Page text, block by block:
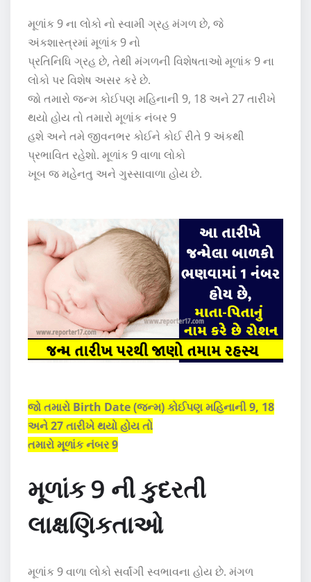
મૂળાંક 9 ના લોકો નો સ્વામી ગ્રહ મંગળ છે, જે
અંકશાસ્ત્રમાં મૂળાંક 9 નો
પ્રતિનિધિ ગ્રહ છે, તેથી મંગળની વિશેષતાઓ મૂળાંક 9 ના
લોકો પર વિશેષ અસર કરે છે.
જો તમારો જન્મ કોઈપણ મહિનાની 9, 18 અને 27 તારીખે
થયો હોય તો તમારો મૂળાંક નંબર 9
હશે અને તમે જીવનભર કોઈને કોઈ રીતે 9 અંકથી
પ્રભાવિત રહેશો. મૂળાંક 9 વાળા લોકો
ખૂબ જ મહેનતુ અને ગુસ્સાવાળા હોય છે.
જો તમારો Birth Date (જન્મ) કોઈપણ મહિનાની 9, 18
અને 27 તારીખે થયો હોય તો
તમારો મૂળાંક નંબર 9
મૂળાંક 9 ની કુદરતી
લાક્ષણિકતાઓ
મૂળાંક 9 વાળા લોકો સર્વાંગી સ્વભાવના હોય છે. મંગળ